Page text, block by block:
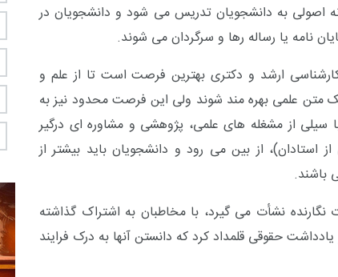
اصولی به دانشجویان تدریس می شود و دانشجویان در
نامه یا رساله رها و سرگردان می شوند.
ارشد و دکتری بهترین فرصت است تا از علم و
متن علمی بهره مند شوند ولی این فرصت محدود نیز به
سیلی از مشغله های علمی، پژوهشی و مشاوره ای درگیر
از بین می رود و دانشجویان باید بیشتر از
باشند.
نگارنده نشأت می گیرد، با مخاطبان به اشتراک گذاشته
حقوقی قلمداد کرد که دانستن آنها به درک فرایند